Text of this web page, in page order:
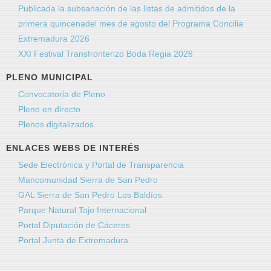
Asunto*
Envíeme una copia (opcional)
Publicada la subsanación de las listas de admitidos de la
primera quincenadel mes de agosto del Programa Concilia
Extremadura 2026
XXI Festival Transfronterizo Boda Regia 2026
PLENO MUNICIPAL
Convocatoria de Pleno
Pleno en directo
Plenos digitalizados
ENLACES WEBS DE INTERÉS
Sede Electrónica y Portal de Transparencia
Mancomunidad Sierra de San Pedro
GAL Sierra de San Pedro Los Baldíos
Parque Natural Tajo Internacional
Portal Diputación de Cáceres
Portal Junta de Extremadura